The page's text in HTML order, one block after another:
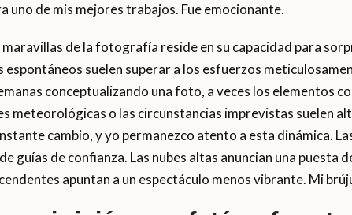
uno de mis mejores trabajos. Fue emocionante.
maravillas de la fotografía reside en su capacidad para
espontáneos suelen superar a los esfuerzos
conceptualizando una foto, a veces los elementos
meteorológicas o las circunstancias imprevistas suelen
cambio, y yo permanezco atento a esta dinámica.
guías de confianza. Las nubes altas anuncian una
apuntan a un espectáculo menos vibrante. Mi